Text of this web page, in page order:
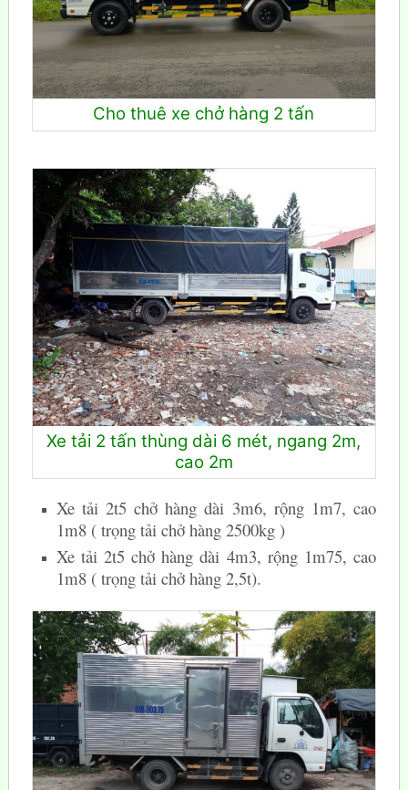
Cho thuê xe chở hàng 2 tấn
Xe tải 2 tấn thùng dài 6 mét, ngang 2m,
cao 2m
Xe tải 2t5 chở hàng dài 3m6, rộng 1m7, cao
1m8 ( trọng tải chở hàng 2500kg )
Xe tải 2t5 chở hàng dài 4m3, rộng 1m75, cao
1m8 ( trọng tải chở hàng 2,5t).